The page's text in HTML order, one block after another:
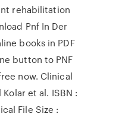
rehabilitation
Pnf In Der
books in PDF
button to PNF
now. Clinical
et al. ISBN :
File Size :